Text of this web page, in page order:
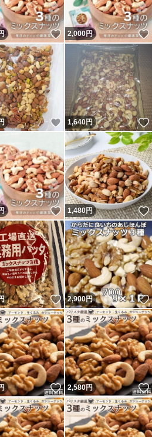
！ いいね！
2,000円
！ いいね！
1,640円
！ いいね！
1,480円
！ いいね！
2,900円
！ いいね！
2,580円